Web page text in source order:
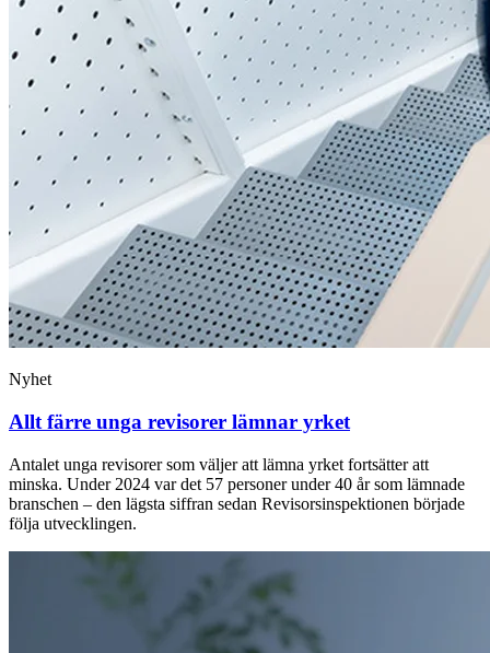
Nyhet
Allt färre unga revisorer lämnar yrket
Antalet unga revisorer som väljer att lämna yrket fortsätter att
minska. Under 2024 var det 57 personer under 40 år som lämnade
branschen – den lägsta siffran sedan Revisorsinspektionen började
följa utvecklingen.